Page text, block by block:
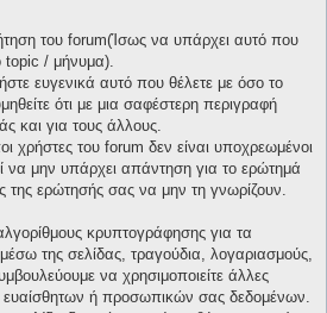
του forum(Ίσως να υπάρχει αυτό που
topic / μήνυμα).
ευγενικά αυτό που θέλετε με όσο το
ότι με μια σαφέστερη περιγραφή
και για τους άλλους.
χρήστες του forum δεν είναι υποχρεωμένοι
μην υπάρχει απάντηση για το ερώτημά
ερώτησής σας να μην τη γνωρίζουν.
κρυπτογράφησης για τα
της σελίδας, τραγούδια, λογαριασμούς,
να χρησιμοποιείτε άλλες
ευαίσθητων ή προσωπικών σας δεδομένων.